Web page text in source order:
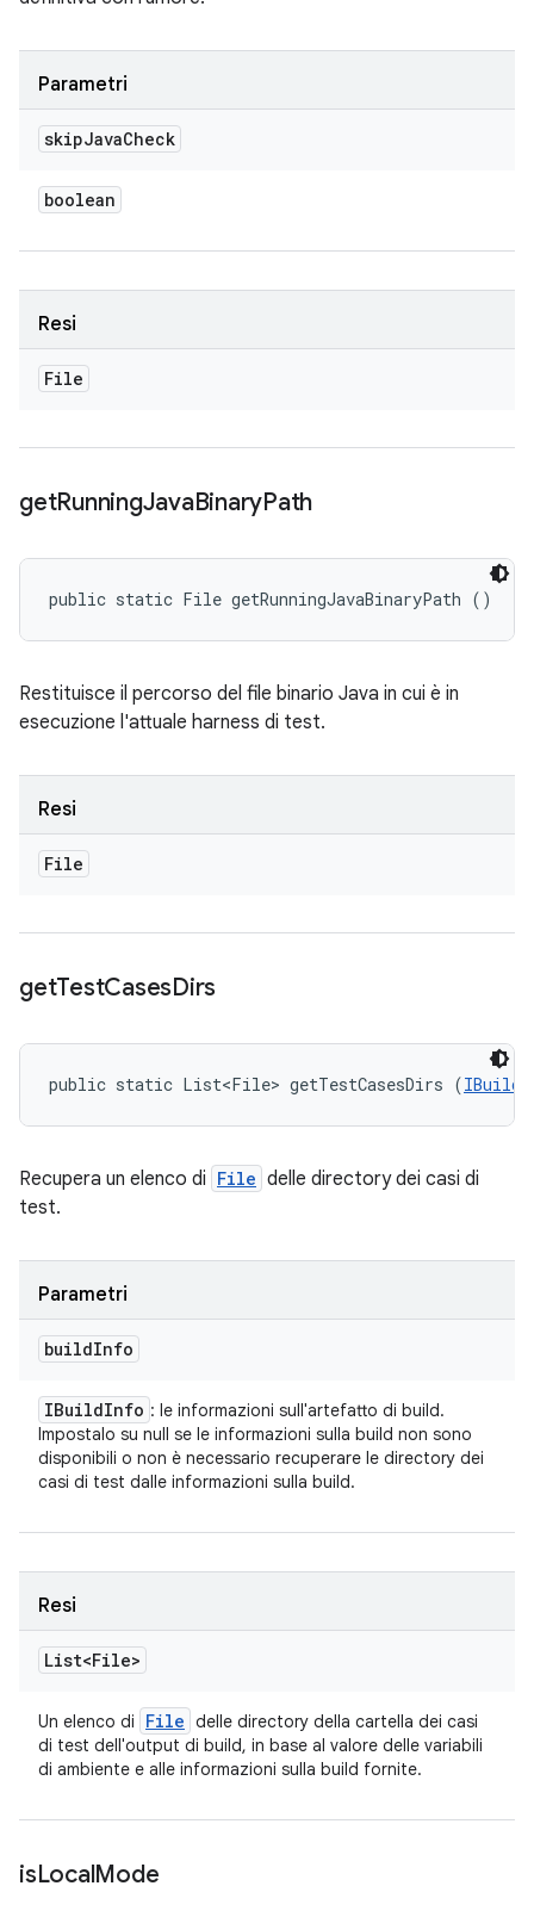
Parametri
skipJavaCheck
boolean
Resi
File
getRunningJavaBinaryPath
public static File getRunningJavaBinaryPath ()
Restituisce il percorso del file binario Java in cui è in
esecuzione l'attuale harness di test.
Resi
File
getTestCasesDirs
public static List<File> getTestCasesDirs (
Recupera un elenco di File delle directory dei casi di
test.
Parametri
buildInfo
IBuildInfo : le informazioni sull'artefatto di build.
Impostalo su null se le informazioni sulla build non sono
disponibili o non è necessario recuperare le directory dei
casi di test dalle informazioni sulla build.
Resi
List<File>
Un elenco di File delle directory della cartella dei casi
di test dell'output di build, in base al valore delle variabili
di ambiente e alle informazioni sulla build fornite.
isLocalMode